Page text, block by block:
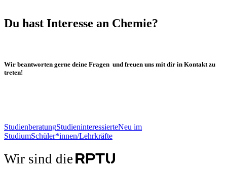
Du hast Interesse an Chemie?
Wir beantworten gerne deine Fragen und freuen uns mit dir in Kontakt zu
treten!
StudienberatungStudieninteressierteNeu im
StudiumSchüler*innen/Lehrkräfte
Wir sind die